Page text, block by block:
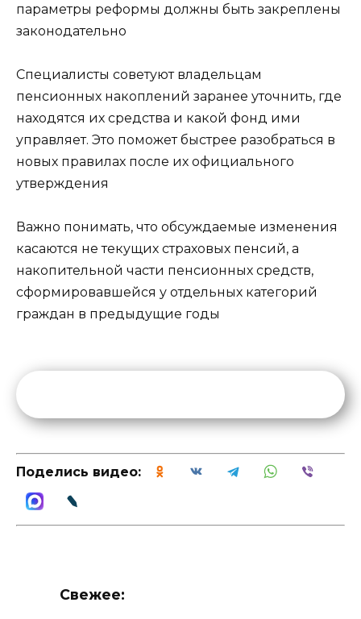
параметры реформы должны быть закреплены
законодательно
Специалисты советуют владельцам
пенсионных накоплений заранее уточнить, где
находятся их средства и какой фонд ими
управляет. Это поможет быстрее разобраться в
новых правилах после их официального
утверждения
Важно понимать, что обсуждаемые изменения
касаются не текущих страховых пенсий, а
накопительной части пенсионных средств,
сформировавшейся у отдельных категорий
граждан в предыдущие годы
Поделись видео:
Свежее: